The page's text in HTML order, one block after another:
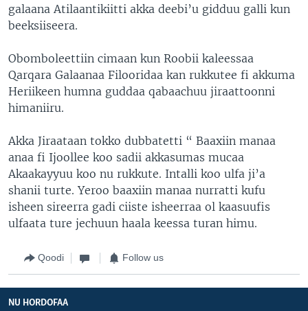
galaana Atilaantikiitti akka deebi’u gidduu galli kun
beeksiiseera.
Obomboleettiin cimaan kun Roobii kaleessaa
Qarqara Galaanaa Filooridaa kan rukkutee fi akkuma
Heriikeen humna guddaa qabaachuu jiraattoonni
himaniiru.
Akka Jiraataan tokko dubbatetti “ Baaxiin manaa
anaa fi Ijoollee koo sadii akkasumas mucaa
Akaakayyuu koo nu rukkute. Intalli koo ulfa ji’a
shanii turte. Yeroo baaxiin manaa nurratti kufu
isheen sireerra gadi ciiste isheerraa ol kaasuufis
ulfaata ture jechuun haala keessa turan himu.
Qoodi Follow us
NU HORDOFAA